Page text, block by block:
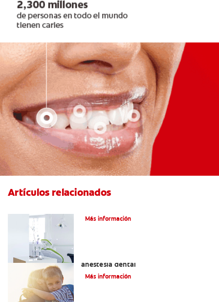
Artículos relacionados
Más información
anestesia dental
Más información